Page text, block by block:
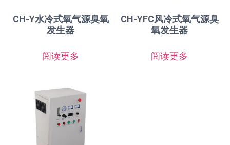
CH-Y水冷式氧气源臭氧
发生器
阅读更多
CH-YFC风冷式氧气源臭
氧发生器
阅读更多